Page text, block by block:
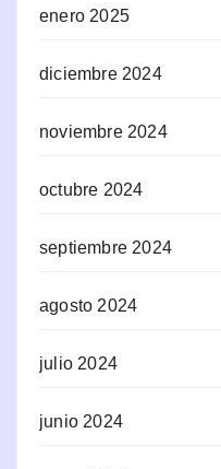
enero 2025
diciembre 2024
noviembre 2024
octubre 2024
septiembre 2024
agosto 2024
julio 2024
junio 2024